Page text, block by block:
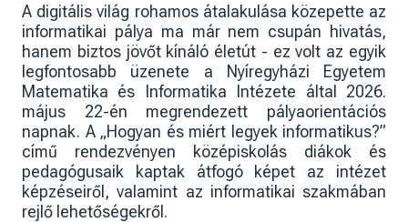
A digitális világ rohamos átalakulása közepette az
informatikai pálya ma már nem csupán hivatás,
hanem biztos jövőt kínáló életút - ez volt az egyik
legfontosabb üzenete a Nyíregyházi Egyetem
Matematika és Informatika Intézete által 2026.
május 22-én megrendezett pályaorientációs
napnak. A „Hogyan és miért legyek informatikus?”
című rendezvényen középiskolás diákok és
pedagógusaik kaptak átfogó képet az intézet
képzéseiről, valamint az informatikai szakmában
rejlő lehetőségekről.